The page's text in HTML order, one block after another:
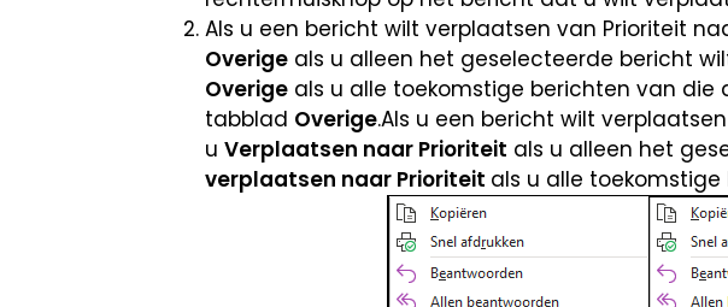
Als u een bericht wilt verplaatsen van Prioriteit
Overige als u alleen het geselecteerde bericht
Overige als u alle toekomstige berichten van die
tabblad Overige.Als u een bericht wilt
u Verplaatsen naar Prioriteit als u alleen het
verplaatsen naar Prioriteit als u alle